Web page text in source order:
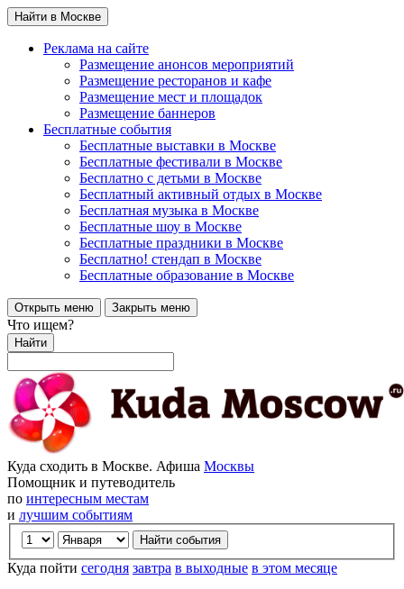
Найти в Москве
Реклама на сайте
Размещение анонсов мероприятий
Размещение ресторанов и кафе
Размещение мест и площадок
Размещение баннеров
Бесплатные события
Бесплатные выставки в Москве
Бесплатные фестивали в Москве
Бесплатно с детьми в Москве
Бесплатный активный отдых в Москве
Бесплатная музыка в Москве
Бесплатные шоу в Москве
Бесплатные праздники в Москве
Бесплатно! стендап в Москве
Бесплатные образование в Москве
Открыть меню Закрыть меню
Что ищем?
Найти
Куда сходить в Москве. Афиша Москвы
Помощник и путеводитель
по интересным местам
и лучшим событиям
Куда пойти сегодня завтра в выходные в этом месяце